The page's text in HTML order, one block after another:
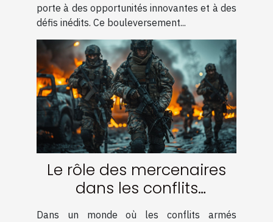
porte à des opportunités innovantes et à des
défis inédits. Ce bouleversement...
Le rôle des mercenaires
dans les conflits
contemporains
Dans un monde où les conflits armés